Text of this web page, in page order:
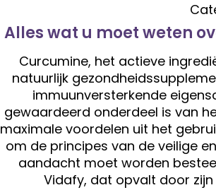
Alles wat u moet weten
Curcumine, het actieve
natuurlijk
immuunversterkende
gewaardeerd onderdeel is van
maximale voordelen uit het
om de principes van de veilige
aandacht moet worden
Vidafy, dat opvalt door